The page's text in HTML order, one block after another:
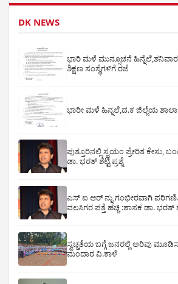
DK NEWS
ಭಾರಿ ಮಳೆ ಮುನ್ಸೂಚನೆ ಹಿನ್ನೆಲೆ,ಶನಿವಾರ
ಶಿಕ್ಷಣ ಸಂಸ್ಥೆಗಳಿಗೆ ರಜೆ
ಭಾರೀ ಮಳೆ ಹಿನ್ನಲೆ,ದ.ಕ ಜಿಲ್ಲೆಯ
ಪುತ್ತೂರಿನಲ್ಲಿ ಸ್ವಯಂ ಪ್ರೇರಿತ ಕೇಸು,
ಡಾ. ಭರತ್ ಶೆಟ್ಟಿ ಪ್ರಶ್ನೆ
ಎಸ್ ಐ ಆರ್ ನ್ನು ಗಂಭೀರವಾಗಿ
ವಲಸಿಗರ ಪತ್ತೆ ಹಚ್ಚಿ :ಶಾಸಕ ಡಾ. ಭರತ್
ಸ್ವಚ್ಚತೆಯ ಬಗ್ಗೆ ಜನರಲ್ಲಿ ಅರಿವು
ಮಂದಾರ ವಿ.ಕಾಳೆ